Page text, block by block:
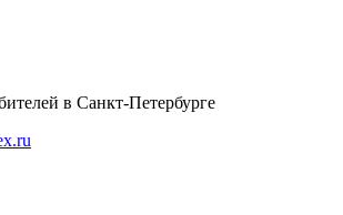
в Санкт-Петербурге